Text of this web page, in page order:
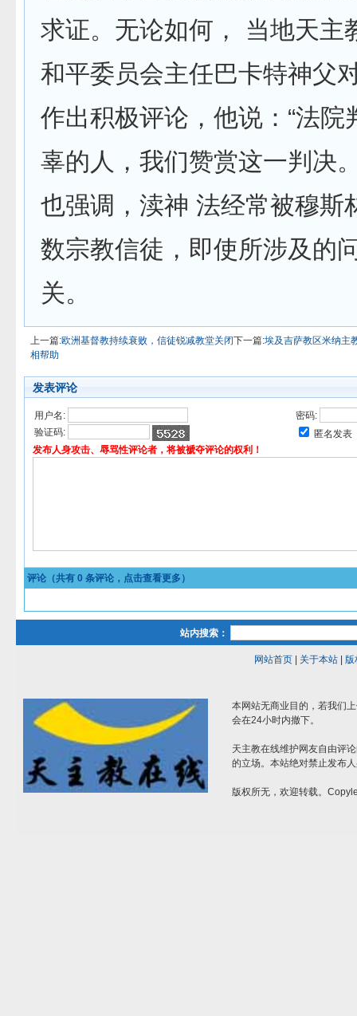
求证。无论如何， 当地天主
和平委员会主任巴卡特神父
作出积极评论，他说：“法院
辜的人，我们赞赏这一判决
也强调，渎神 法经常被穆斯
数宗教信徒，即使所涉及的
关。
上一篇:欧洲基督教持续衰败，信徒锐减教堂关闭下一篇:埃及吉萨教区米纳主
相帮助
发表评论
用户名:
密码:
验证码:
匿名发表
发布人身攻击、辱骂性评论者，将被褫夺评论的权利！
评论（共有 0 条评论，点击查看更多）
站内搜索：
网站首页| 关于本站| 版
本网站无商业目的，若我们
会在24小时内撤下。
天主教在线维护网友自由评
的立场。本站绝对禁止发布
版权所无，欢迎转载。